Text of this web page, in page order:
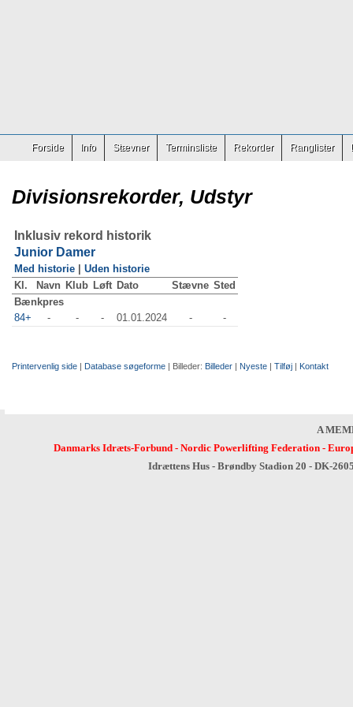
Forside Info Stævner Terminsliste Rekorder Ranglister
Divisionsrekorder, Udstyr
Inklusiv rekord historik
Junior Damer
Med historie
Uden historie
Kl.
Navn Klub Løft Dato Stævne Sted
Bænkpres
84+
- - - 01.01.2024 - -
Printervenlig side | Database søgeforme | Billeder: Billeder | Nyeste | Tilføj | Kontakt
A
Danmarks Idræts-Forbund- Nordic Powerlifting Federation-
Idrættens Hus - Brøndby Stadion 20 - DK-